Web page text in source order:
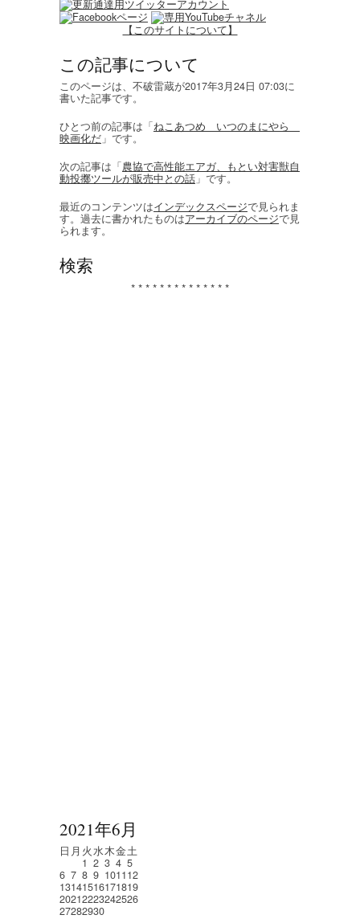
【このサイトについて】
この記事について
このページは、不破雷蔵が2017年3月24日 07:03に
書いた記事です。
ひとつ前の記事は「ねこあつめ いつのまにやら
映画化だ 」です。
次の記事は「農協で高性能エアガ、もとい対害獣自
動投擲ツールが販売中との話 」です。
最近のコンテンツはインデックスページで見られま
す。過去に書かれたものはアーカイブのページで見
られます。
検索
* * * * * * * * * * * * * *
2021年6月
日 月 火水木金土
1 2 3 4 5
6 7 8 9 101112
13141516171819
20212223242526
27282930